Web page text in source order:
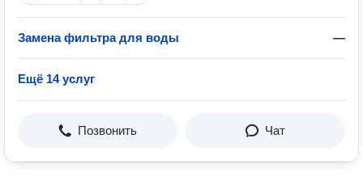
Замена фильтра для воды —
Ещё 14 услуг
Позвонить Чат